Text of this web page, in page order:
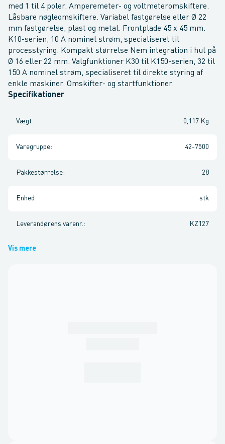
med 1 til 4 poler. Amperemeter- og voltmeteromskiftere.
Låsbare nøgleomskiftere. Variabel fastgørelse eller Ø 22
mm fastgørelse, plast og metal. Frontplade 45 x 45 mm.
K10-serien, 10 A nominel strøm, specialiseret til
processtyring. Kompakt størrelse Nem integration i hul på
Ø 16 eller 22 mm. Valgfunktioner K30 til K150-serien, 32 til
150 A nominel strøm, specialiseret til direkte styring af
enkle maskiner. Omskifter- og startfunktioner.
Specifikationer
Vægt: 0,117 Kg
Varegruppe: 42-7500
Pakkestørrelse: 28
Enhed : stk
Leverandørens varenr. : KZ127
Vis mere